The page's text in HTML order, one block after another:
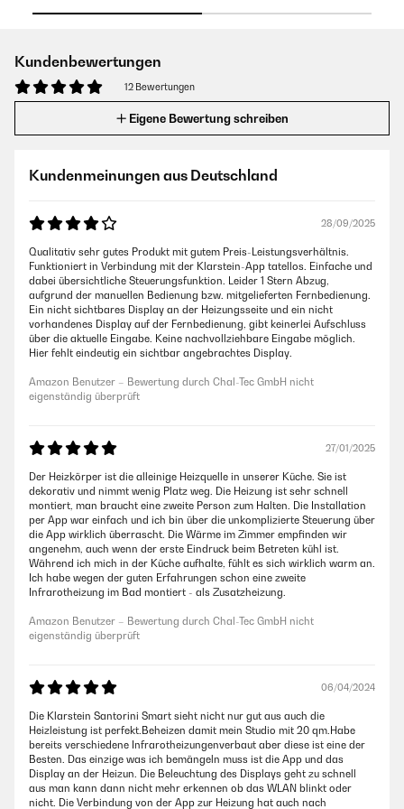
Kundenbewertungen
12 Bewertungen
Eigene Bewertung schreiben
Kundenmeinungen aus Deutschland
28/09/2025
Qualitativ sehr gutes Produkt mit gutem Preis-Leistungsverhältnis.
Funktioniert in Verbindung mit der Klarstein-App tatellos. Einfache und
dabei übersichtliche Steuerungsfunktion. Leider 1 Stern Abzug,
aufgrund der manuellen Bedienung bzw. mitgelieferten Fernbedienung.
Ein nicht sichtbares Display an der Heizungsseite und ein nicht
vorhandenes Display auf der Fernbedienung, gibt keinerlei Aufschluss
über die aktuelle Eingabe. Keine nachvollziehbare Eingabe möglich.
Hier fehlt eindeutig ein sichtbar angebrachtes Display.
Amazon Benutzer – Bewertung durch Chal-Tec GmbH nicht
eigenständig überprüft
27/01/2025
Der Heizkörper ist die alleinige Heizquelle in unserer Küche. Sie ist
dekorativ und nimmt wenig Platz weg. Die Heizung ist sehr schnell
montiert, man braucht eine zweite Person zum Halten. Die Installation
per App war einfach und ich bin über die unkomplizierte Steuerung über
die App wirklich überrascht. Die Wärme im Zimmer empfinden wir
angenehm, auch wenn der erste Eindruck beim Betreten kühl ist.
Während ich mich in der Küche aufhalte, fühlt es sich wirklich warm an.
Ich habe wegen der guten Erfahrungen schon eine zweite
Infrarotheizung im Bad montiert - als Zusatzheizung.
Amazon Benutzer – Bewertung durch Chal-Tec GmbH nicht
eigenständig überprüft
06/04/2024
Die Klarstein Santorini Smart sieht nicht nur gut aus auch die
Heizleistung ist perfekt.Beheizen damit mein Studio mit 20 qm.Habe
bereits verschiedene Infrarotheizungenverbaut aber diese ist eine der
Besten. Das einzige was ich bemängeln muss ist die App und das
Display an der Heizun. Die Beleuchtung des Displays geht zu schnell
aus man kann dann nicht mehr erkennen ob das WLAN blinkt oder
nicht. Die Verbindung von der App zur Heizung hat auch nach